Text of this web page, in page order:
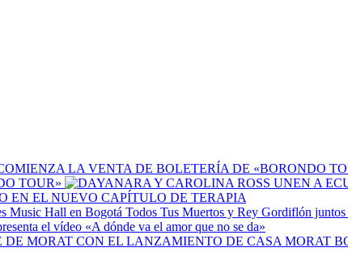
TOUR»
EN EL NUEVO CAPÍTULO DE TERAPIA
Todos Tus Muertos y Rey Gordiflón
el vídeo «A dónde va el amor que no se da»